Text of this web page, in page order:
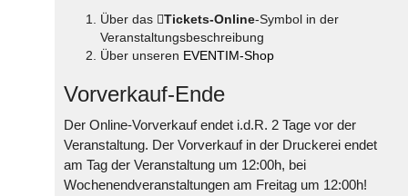
Über das Tickets-Online-Symbol in der
Veranstaltungsbeschreibung
Über unseren EVENTIM-Shop
Vorverkauf-Ende
Der Online-Vorverkauf endet i.d.R. 2 Tage vor der
Veranstaltung. Der Vorverkauf in der Druckerei endet
am Tag der Veranstaltung um 12:00h, bei
Wochenendveranstaltungen am Freitag um 12:00h!